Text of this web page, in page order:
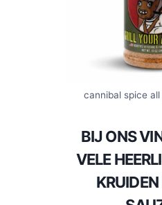
cannibal spice all
BIJ ONS
VELE